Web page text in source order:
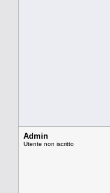
Admin
Utente non iscritto